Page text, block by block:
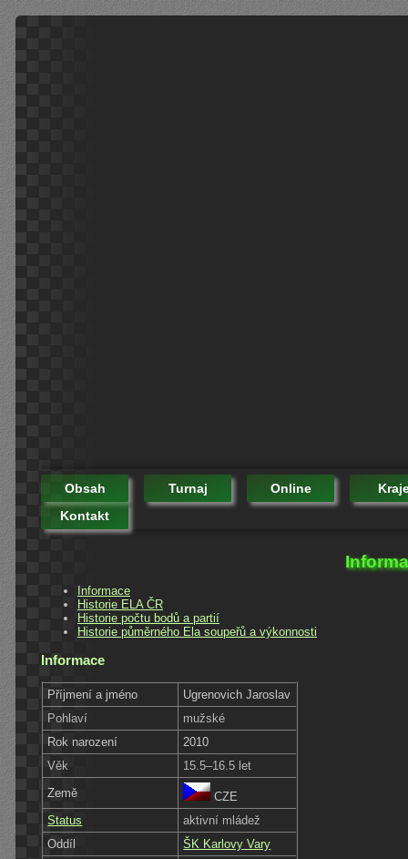
Obsah Turnaj Online
Kontakt
Informace
Historie ELA ČR
Historie počtu bodů a partií
Historie půměrného Ela soupeřů a výkonnosti
Informace
Příjmení a jméno
Ugrenovich Jaroslav
Pohlaví
mužské
Rok narození
2010
Věk
15.5–16.5 let
Země
CZE
Status
aktivní mládež
Oddíl
ŠK Karlovy Vary